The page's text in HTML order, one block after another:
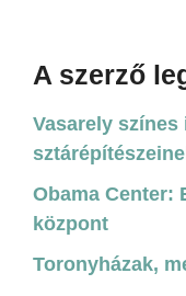
A szerző
Vasarely
Obama Center:
központ
Toronyházak,